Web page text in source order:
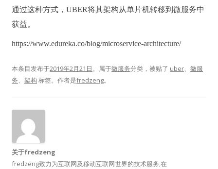
通过这种方式 ，UBER将其架构从单片机转移到微服务中
获益。
https://www.edureka.co/blog/microservice-architecture/
本条目发布于2019年2月21日。属于微服务分类，被贴了 uber、 微服
务、 架构 标签。 作者是fredzeng。
关于fredzeng
fredzeng致力为互联网及移动互联网世界的技术服务,在